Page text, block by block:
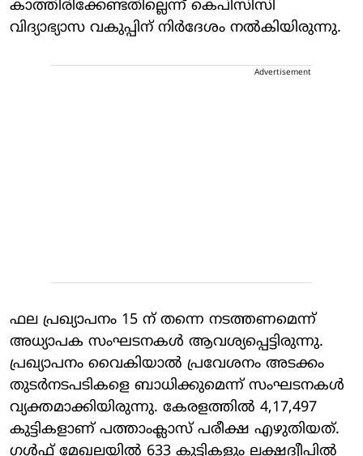
കാത്തിരിക്കേണ്ടതില്ലെന്ന് കെപിസിസി
വിദ്യാഭ്യാസ വകുപ്പിന് നിർദേശം നൽകിയിരുന്നു.
Advertisement
ഫല പ്രഖ്യാപനം 15 ന് തന്നെ നടത്തണമെന്ന്
അധ്യാപക സംഘടനകള്‍ ആവശ്യപ്പെട്ടിരുന്നു.
പ്രഖ്യാപനം വൈകിയാല്‍ പ്രവേശനം അടക്കം
തുടര്‍നടപടികളെ ബാധിക്കുമെന്ന് സംഘടനകള്‍
വ്യക്തമാക്കിയിരുന്നു. കേരളത്തില്‍ 4,17,497
കുട്ടികളാണ് പത്താംക്ലാസ് പരീക്ഷ എഴുതിയത്.
ഗള്‍ഫ്‌ മേഖലയില്‍ 633 കുട്ടികളും ലക്ഷദ്വീപില്‍